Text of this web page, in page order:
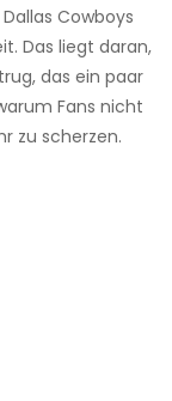
Cowboys
Das liegt daran,
das ein paar
Fans nicht
zu scherzen.